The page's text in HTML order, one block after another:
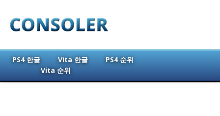
PS4 한글 Vita 한글
PS4 순위
Vita 순위